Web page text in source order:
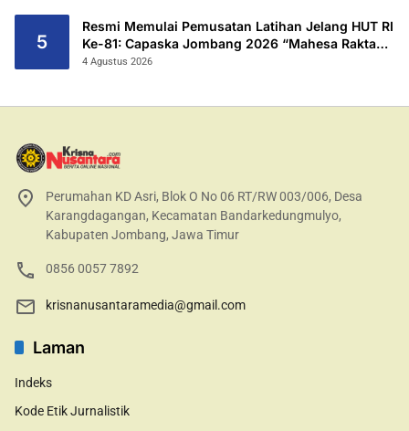
5
Resmi Memulai Pemusatan Latihan Jelang HUT RI
Ke-81: Capaska Jombang 2026 “Mahesa Rakta
Garuda Yudha”.
4 Agustus 2026
Perumahan KD Asri, Blok O No 06 RT/RW 003/006, Desa
Karangdagangan, Kecamatan Bandarkedungmulyo,
Kabupaten Jombang, Jawa Timur
0856 0057 7892
krisnanusantaramedia@gmail.com
Laman
Indeks
Kode Etik Jurnalistik